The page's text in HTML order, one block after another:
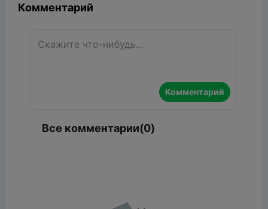
Комментарий
Комментарий
Все комментарии(0)